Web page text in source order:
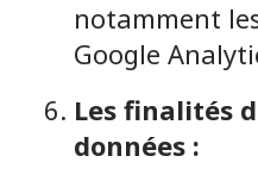
notamment
Google
Les finalités
données :